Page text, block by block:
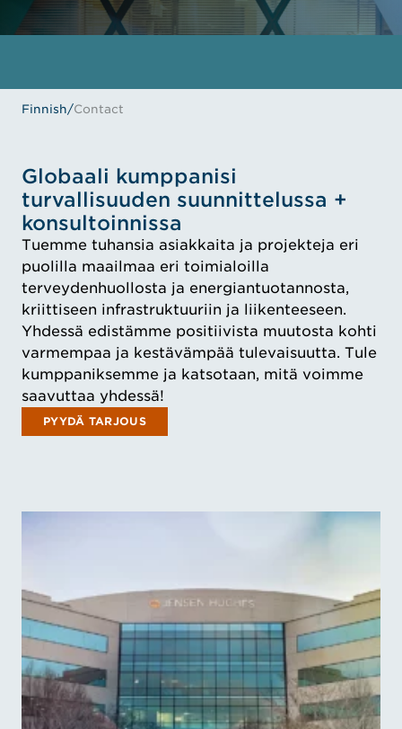
Finnish/Contact
Globaali kumppanisi
turvallisuuden suunnittelussa +
konsultoinnissa
Tuemme tuhansia asiakkaita ja projekteja eri
puolilla maailmaa eri toimialoilla
terveydenhuollosta ja energiantuotannosta,
kriittiseen infrastruktuuriin ja liikenteeseen.
Yhdessä edistämme positiivista muutosta kohti
varmempaa ja kestävämpää tulevaisuutta. Tule
kumppaniksemme ja katsotaan, mitä voimme
saavuttaa yhdessä!
PYYDÄ TARJOUS